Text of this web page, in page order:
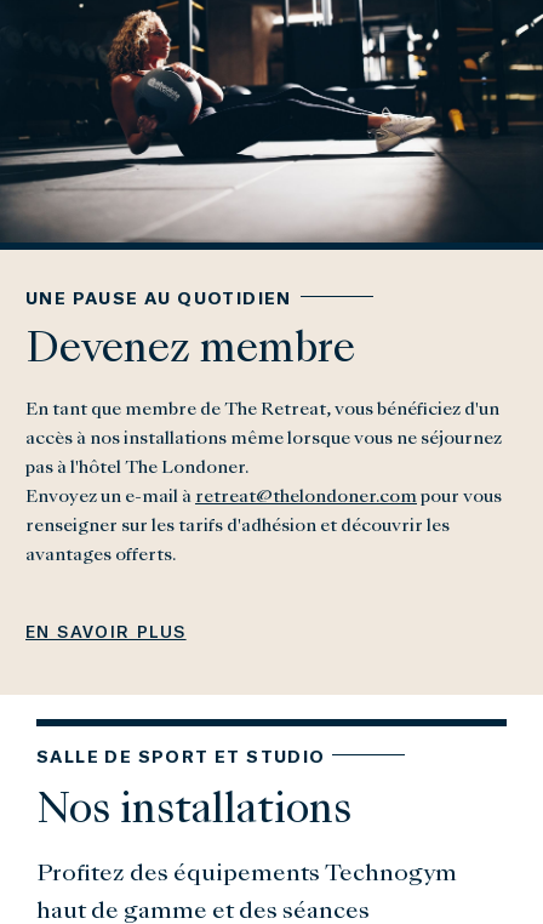
UNE PAUSE AU QUOTIDIEN
Devenez membre
En tant que membre de The Retreat, vous bénéficiez d'un
accès à nos installations même lorsque vous ne séjournez
pas à l'hôtel The Londoner.
Envoyez un e-mail à retreat@thelondoner.com pour vous
renseigner sur les tarifs d'adhésion et découvrir les
avantages offerts.
EN SAVOIR PLUS
SALLE DE SPORT ET STUDIO
Nos installations
Profitez des équipements Technogym
haut de gamme et des séances